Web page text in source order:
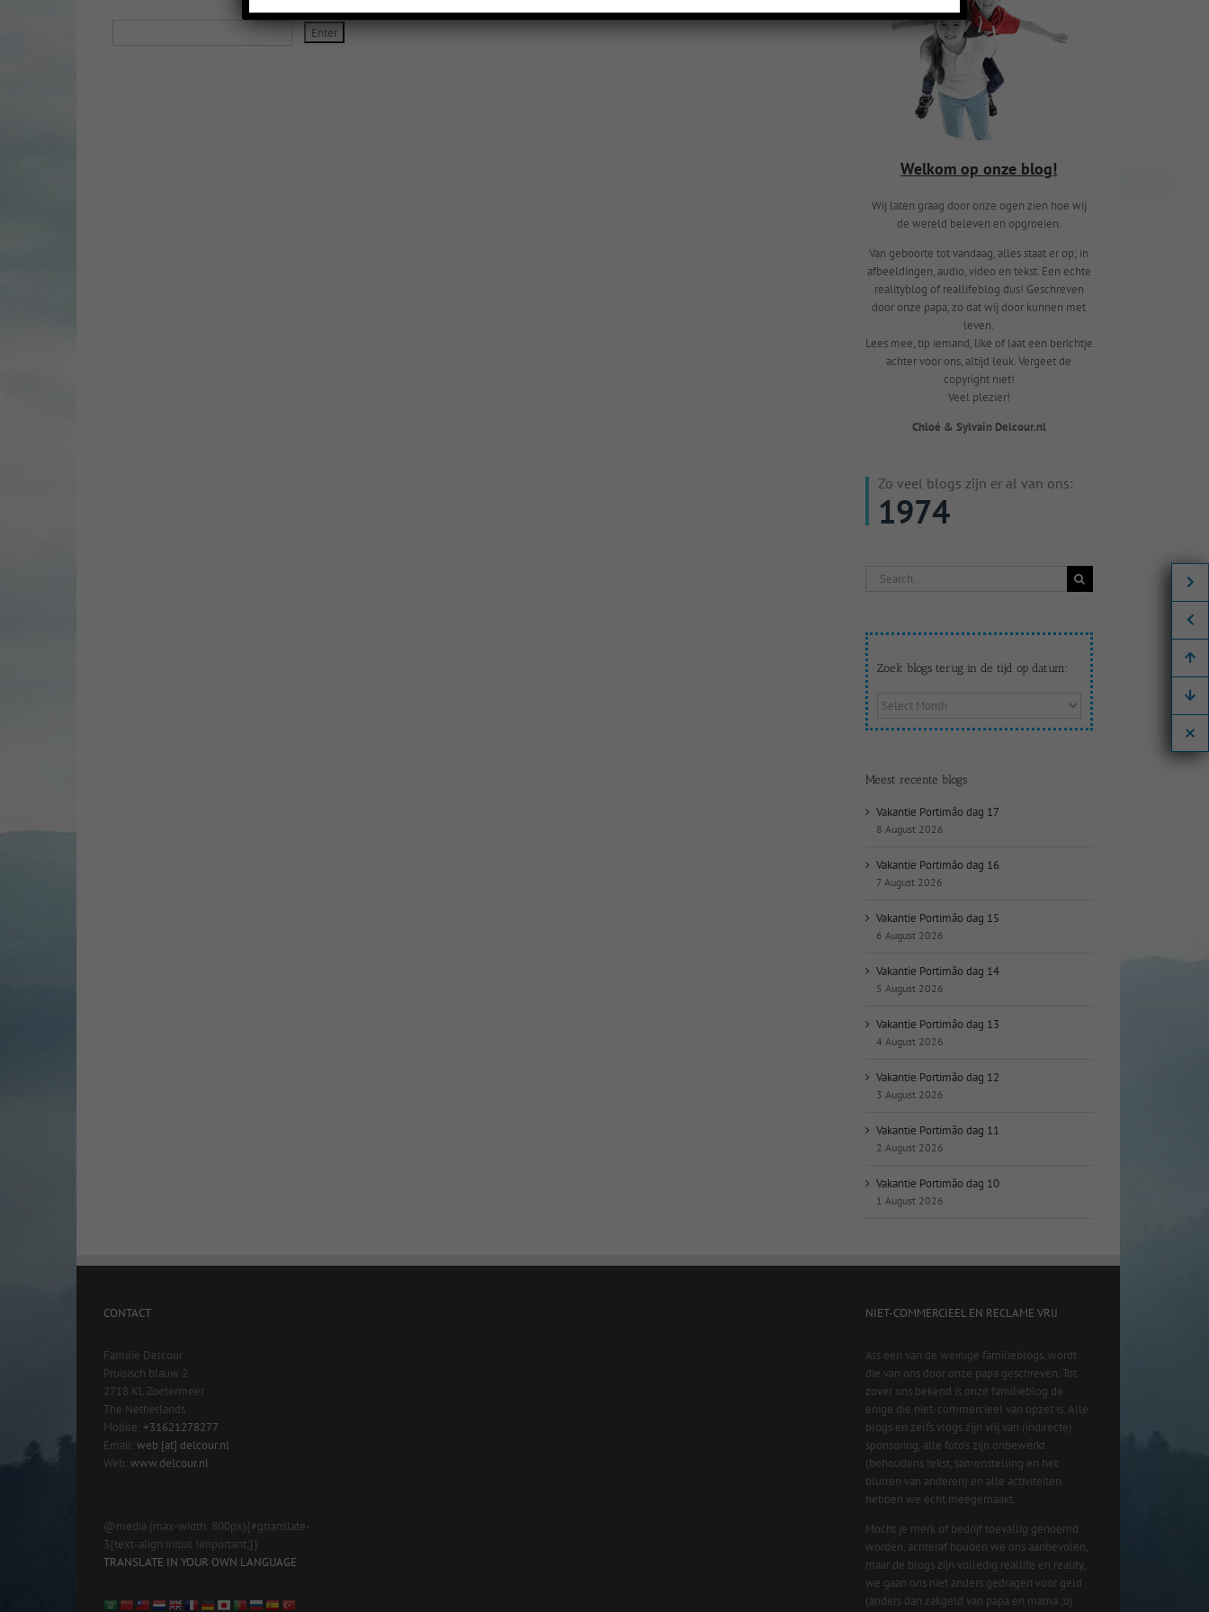
Welkom op onze blog!
Wij laten graag door onze ogen zien hoe wij
de wereld beleven en opgroeien.
Van geboorte tot vandaag, alles staat er op; in
afbeeldingen, audio, video en tekst. Een echte
realityblog of reallifeblog dus! Geschreven
door onze papa, zo dat wij door kunnen met
leven.
Lees mee, tip iemand, like of laat een berichtje
achter voor ons, altijd leuk. Vergeet de
copyright niet!
Veel plezier!
Chloé & Sylvain Delcour.nl
Zo veel blogs zijn er al van ons:
1974
Search
Zoek blogs terug in de tijd op datum:
Zoek
op
datum:
Meest recente blogs
Vakantie Portimão dag 17
8 August 2026
Vakantie Portimão dag 16
7 August 2026
Vakantie Portimão dag 15
6 August 2026
Vakantie Portimão dag 14
5 August 2026
Vakantie Portimão dag 13
4 August 2026
Vakantie Portimão dag 12
3 August 2026
Vakantie Portimão dag 11
2 August 2026
Vakantie Portimão dag 10
1 August 2026
CONTACT
Familie Delcour
Pruisisch blauw 2
2718 KL Zoetermeer
The Netherlands
Mobile: +31621278277
Email: web [at] delcour.nl
Web: www.delcour.nl
@media (max-width: 800px){#gtranslate-
3{text-align:initial !important;}}
TRANSLATE IN YOUR OWN LANGUAGE
NIET-COMMERCIEEL EN RECLAME VRIJ
Als een van de weinige familieblogs, wordt
die van ons door onze papa geschreven. Tot
zover ons bekend is onze familieblog de
enige die niet-commercieel van opzet is. Alle
blogs en zelfs vlogs zijn vrij van (indirecte)
sponsoring, alle foto’s zijn onbewerkt
(behoudens tekst, samenstelling en het
blurren van anderen) en alle activiteiten
hebben we echt meegemaakt.
Mocht je merk of bedrijf toevallig genoemd
worden, achteraf houden we ons aanbevolen,
maar de blogs zijn volledig reallife en reality,
we gaan ons niet anders gedragen voor geld
(anders dan zakgeld van papa en mama ;o)